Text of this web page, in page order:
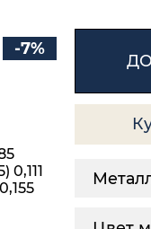
-7%
0,111